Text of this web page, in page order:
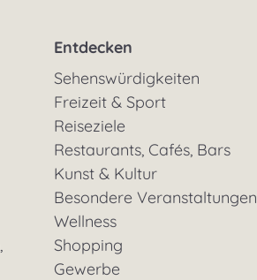
Entdecken
Sehenswürdigkeiten
Freizeit & Sport
Reiseziele
Restaurants, Cafés, Bars
Kunst & Kultur
Besondere Veranstaltungen
Wellness
Shopping
Gewerbe